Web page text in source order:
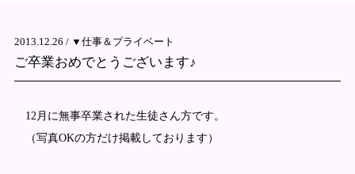
2013.12.26 / ▼仕事＆プライベート
ご卒業おめでとうございます♪
12月に無事卒業された生徒さん方です。
（写真OKの方だけ掲載しております）